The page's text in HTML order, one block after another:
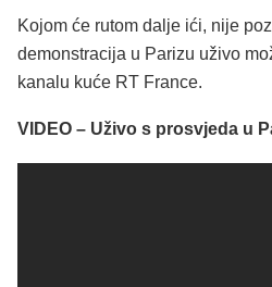
Kojom će rutom dalje ići, nije
demonstracija u Parizu uživo
kanalu kuće RT France.
VIDEO – Uživo s prosvjeda u